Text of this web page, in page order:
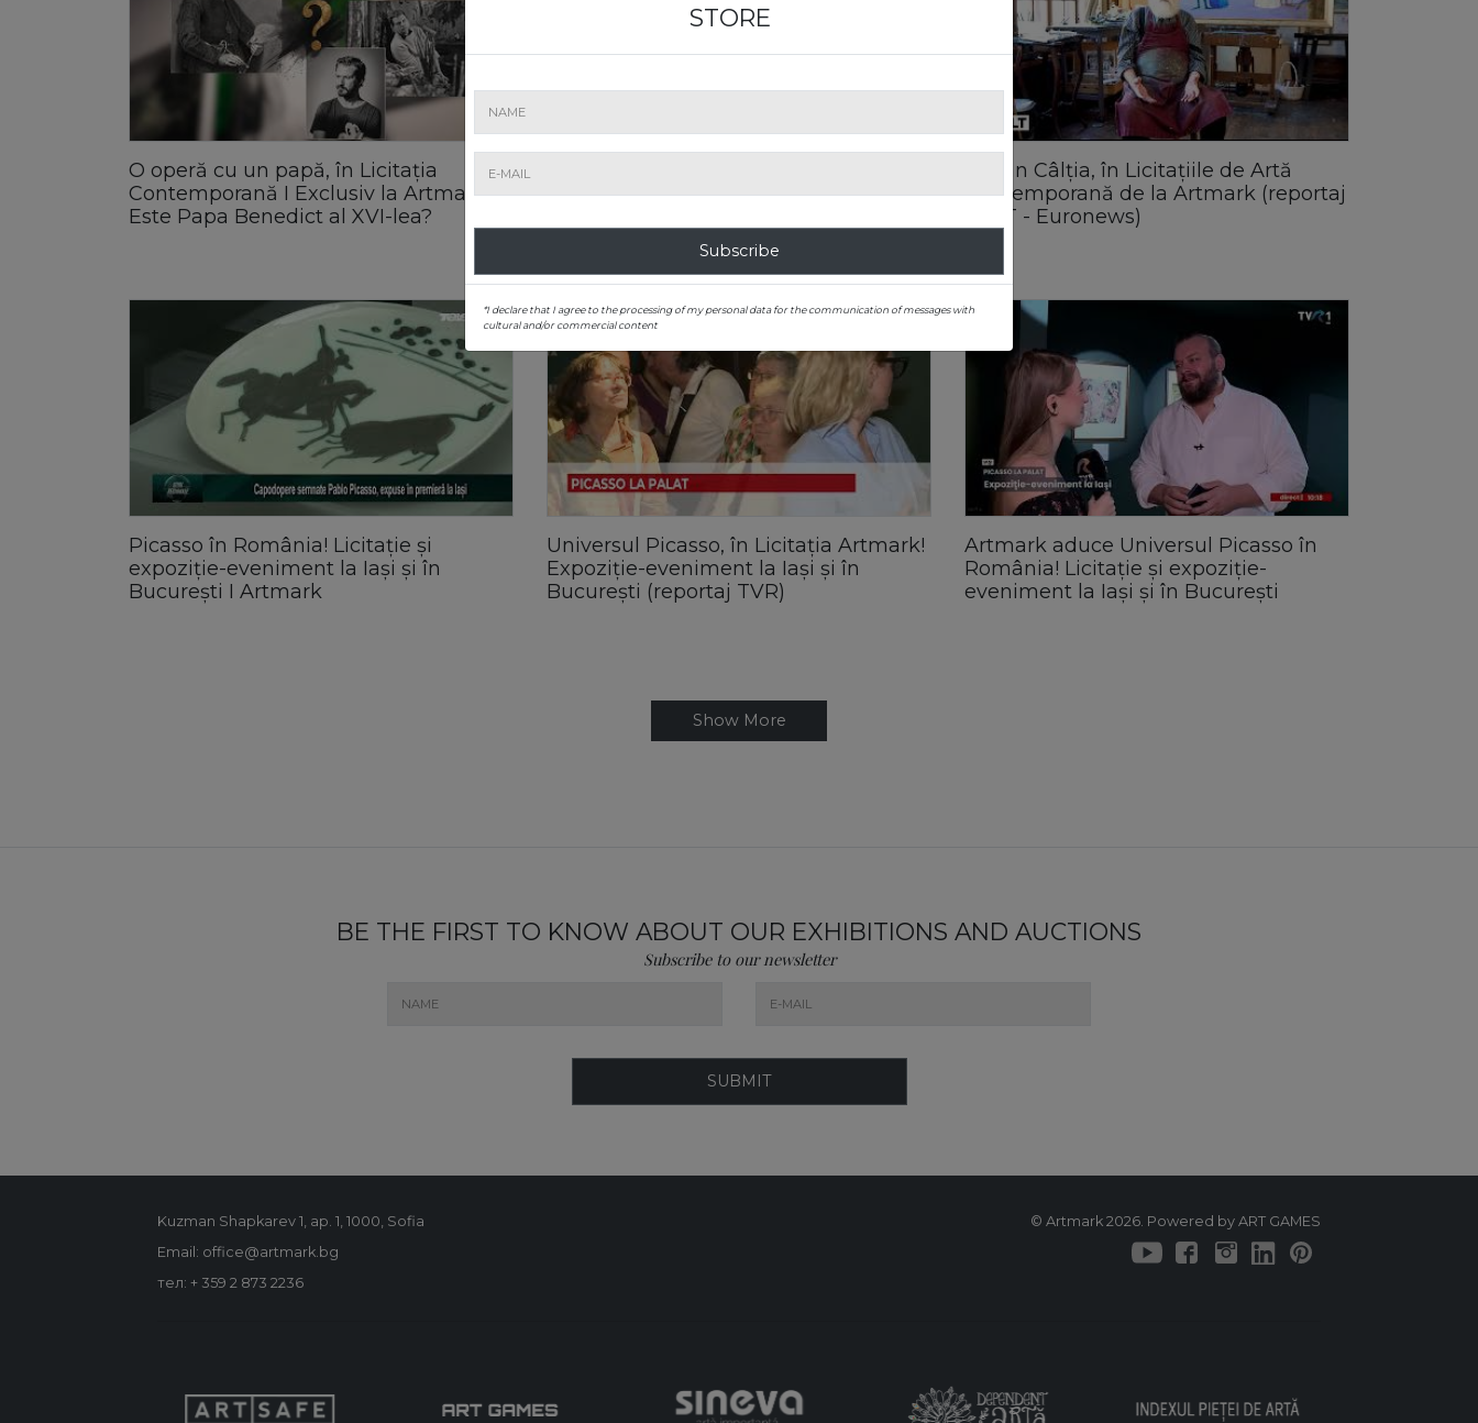
O operă cu un papă, în Licitația
Contemporană I Exclusiv la Artmark!
Este Papa Benedict al XVI-lea?
România! Licitație-eveniment,
Ștefan Câlția, în Licitațiile de Artă
Contemporană de la Artmark (reportaj
CULT - Euronews)
Picasso în România! Licitație și
expoziție-eveniment la Iași și în
București I Artmark
Universul Picasso, în Licitația Artmark!
Expoziție-eveniment la Iași și în
București (reportaj TVR)
Artmark aduce Universul Picasso în
România! Licitație și expoziție-
eveniment la Iași și în București
Show More
BE THE FIRST TO KNOW ABOUT OUR EXHIBITIONS AND AUCTIONS
Subscribe to our newsletter
SUBMIT
Kuzman Shapkarev 1, ap. 1, 1000, Sofia
Email: office@artmark.bg
тел: + 359 2 873 2236
© Artmark 2026. Powered by ART GAMES
STORE
Subscribe
*I declare that I agree to the processing of my personal data for the communication of messages with
cultural and/or commercial content